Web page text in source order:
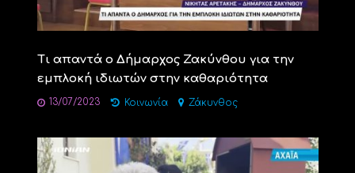
Τι απαντά ο Δήμαρχος Ζακύνθου για την
εμπλοκή ιδιωτών στην καθαριότητα
13/07/2023 Κοινωνία Ζάκυνθος